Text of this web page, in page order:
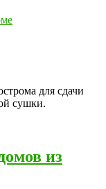
для сдачи
сушки.
из